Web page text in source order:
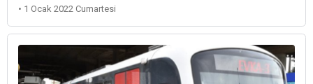
• 1 Ocak 2022 Cumartesi